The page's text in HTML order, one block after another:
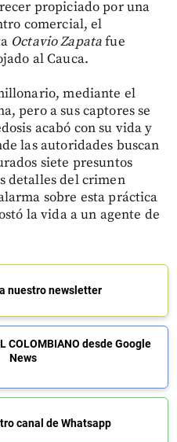
propiciado por una
comercial, el
Octavio Zapatafue
al Cauca.
mediante el
pero a sus captores se
acabó con su vida y
las autoridades buscan
siete presuntos
detalles del crimen
sobre esta práctica
la vida a un agente de
nuestro newsletter
COLOMBIANO desde Google
News
canal de Whatsapp